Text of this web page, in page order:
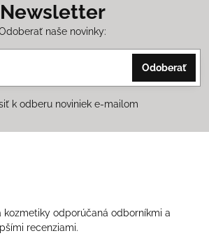
Newsletter
naše novinky:
Odoberať
k odberu noviniek e-mailom
kozmetiky odporúčaná odborníkmi a
recenziami.